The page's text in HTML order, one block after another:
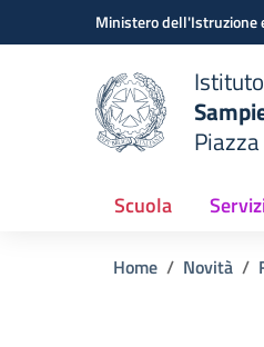
Vai ai contenuti
Vai al menu di navigazione
Ministero dell'Istruzione
scuola
Scuola
Home Novità